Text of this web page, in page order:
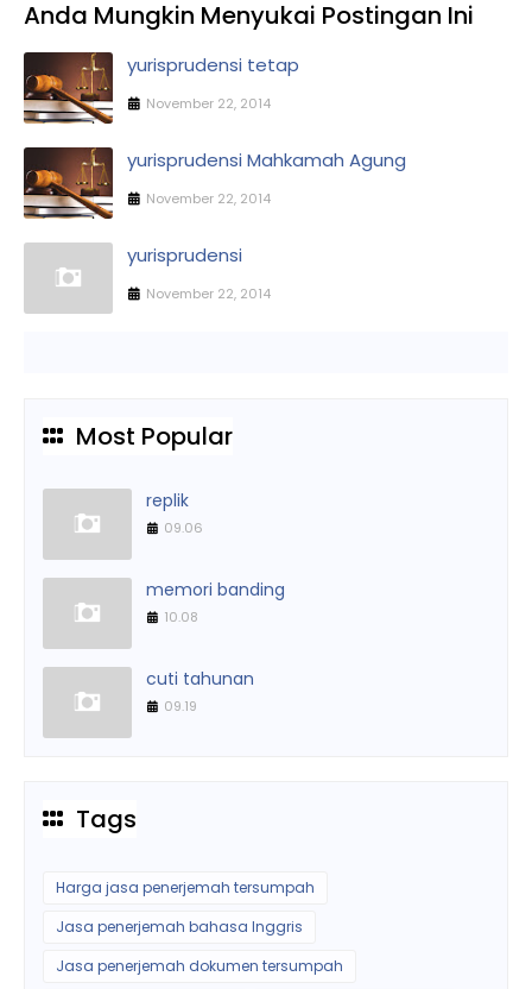
Anda Mungkin Menyukai Postingan Ini
yurisprudensi tetap
November 22, 2014
yurisprudensi Mahkamah Agung
November 22, 2014
yurisprudensi
November 22, 2014
Most Popular
replik
09.06
memori banding
10.08
cuti tahunan
09.19
Tags
Harga jasa penerjemah tersumpah
Jasa penerjemah bahasa Inggris
Jasa penerjemah dokumen tersumpah